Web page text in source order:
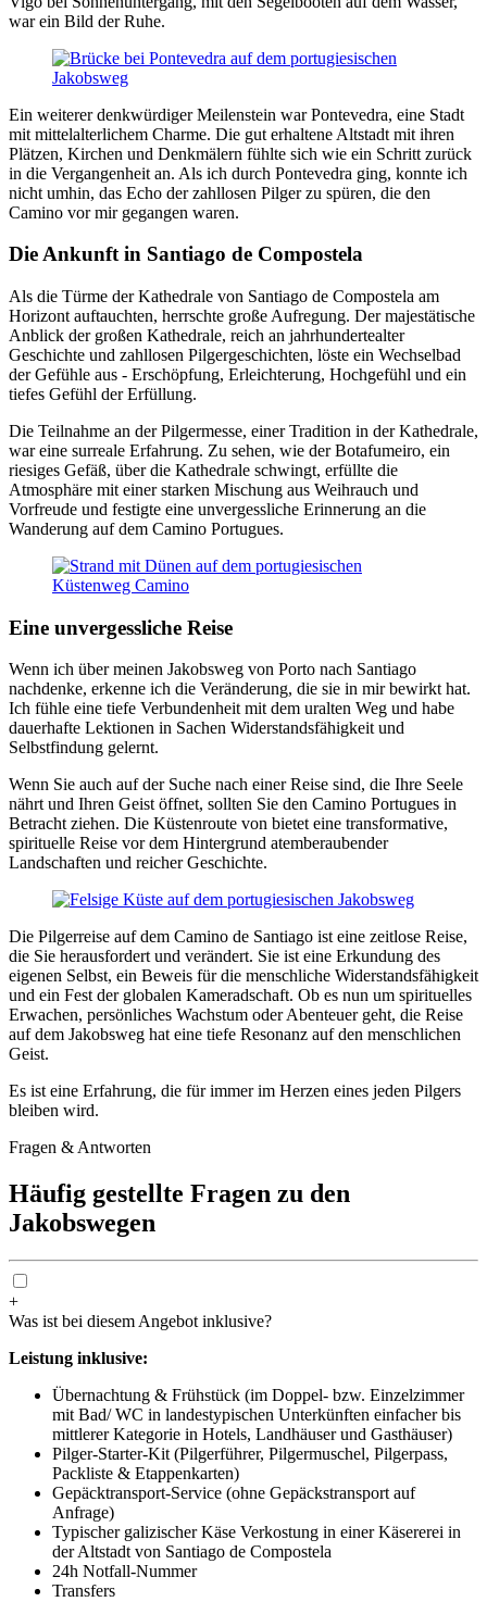
war ein Bild der Ruhe.
Ein weiterer denkwürdiger Meilenstein war Pontevedra, eine Stadt
mit mittelalterlichem Charme. Die gut erhaltene Altstadt mit ihren
Plätzen, Kirchen und Denkmälern fühlte sich wie ein Schritt zurück
in die Vergangenheit an. Als ich durch Pontevedra ging, konnte ich
nicht umhin, das Echo der zahllosen Pilger zu spüren, die den
Camino vor mir gegangen waren.
Die Ankunft in Santiago de Compostela
Als die Türme der Kathedrale von Santiago de Compostela am
Horizont auftauchten, herrschte große Aufregung. Der majestätische
Anblick der großen Kathedrale, reich an jahrhundertealter
Geschichte und zahllosen Pilgergeschichten, löste ein Wechselbad
der Gefühle aus - Erschöpfung, Erleichterung, Hochgefühl und ein
tiefes Gefühl der Erfüllung.
Die Teilnahme an der Pilgermesse, einer Tradition in der Kathedrale,
war eine surreale Erfahrung. Zu sehen, wie der Botafumeiro, ein
riesiges Gefäß, über die Kathedrale schwingt, erfüllte die
Atmosphäre mit einer starken Mischung aus Weihrauch und
Vorfreude und festigte eine unvergessliche Erinnerung an die
Wanderung auf dem Camino Portugues.
Eine unvergessliche Reise
Wenn ich über meinen Jakobsweg von Porto nach Santiago
nachdenke, erkenne ich die Veränderung, die sie in mir bewirkt hat.
Ich fühle eine tiefe Verbundenheit mit dem uralten Weg und habe
dauerhafte Lektionen in Sachen Widerstandsfähigkeit und
Selbstfindung gelernt.
Wenn Sie auch auf der Suche nach einer Reise sind, die Ihre Seele
nährt und Ihren Geist öffnet, sollten Sie den Camino Portugues in
Betracht ziehen. Die Küstenroute von bietet eine transformative,
spirituelle Reise vor dem Hintergrund atemberaubender
Landschaften und reicher Geschichte.
Die Pilgerreise auf dem Camino de Santiago ist eine zeitlose Reise,
die Sie herausfordert und verändert. Sie ist eine Erkundung des
eigenen Selbst, ein Beweis für die menschliche Widerstandsfähigkeit
und ein Fest der globalen Kameradschaft. Ob es nun um spirituelles
Erwachen, persönliches Wachstum oder Abenteuer geht, die Reise
auf dem Jakobsweg hat eine tiefe Resonanz auf den menschlichen
Geist.
Es ist eine Erfahrung, die für immer im Herzen eines jeden Pilgers
bleiben wird.
Fragen & Antworten
Häufig gestellte Fragen zu den
Jakobswegen
+
Was ist bei diesem Angebot inklusive?
Leistung inklusive:
Übernachtung & Frühstück (im Doppel- bzw. Einzelzimmer
mit Bad/ WC in landestypischen Unterkünften einfacher bis
mittlerer Kategorie in Hotels, Landhäuser und Gasthäuser)
Pilger-Starter-Kit (Pilgerführer, Pilgermuschel, Pilgerpass,
Packliste & Etappenkarten)
Gepäcktransport-Service (ohne Gepäckstransport auf
Anfrage)
Typischer galizischer Käse Verkostung in einer Käsererei in
der Altstadt von Santiago de Compostela
24h Notfall-Nummer
Transfers